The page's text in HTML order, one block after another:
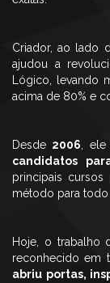
Criador, ao lado
ajudou a
Lógico, levando
acima de 80% e
Desde 2006 ,
candidatos
principais
método para todo
Hoje, o trabalho
reconhecido
abriu portas,